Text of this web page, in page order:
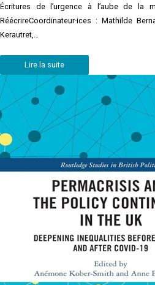
Écritures de l’urgence à l’aube de la
RéécrireCoordinateur·ices : Mathilde
Kerautret,…
Lire la suite